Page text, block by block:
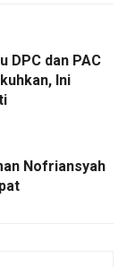
DPC dan PAC
Ini
Nofriansyah